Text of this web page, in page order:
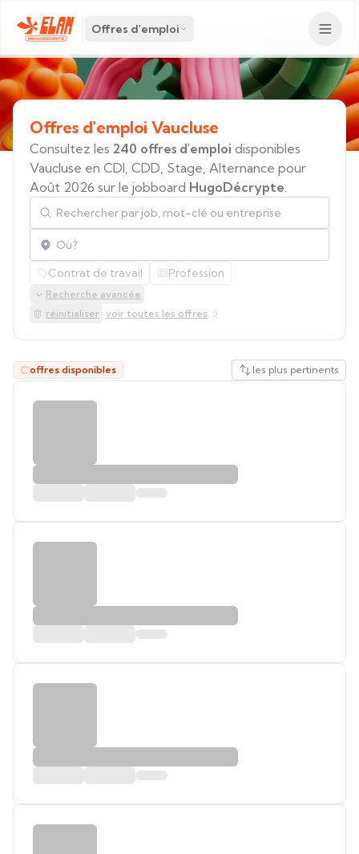
Offres d'emploi
Offres d'emploi Vaucluse
Consultez les 240 offres d'emploi disponibles
Vaucluse en CDI, CDD, Stage, Alternance pour
Août 2026 sur le jobboard HugoDécrypte.
Rechercher par job, mot-clé ou entreprise
Localisation
Contrat de travail Profession
Recherche avancée
réinitialiser voir toutes les offres
offres disponibles les plus pertinents